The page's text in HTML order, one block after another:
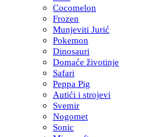
Cocomelon
Frozen
Munjeviti Jurić
Pokemon
Dinosauri
Domaće životinje
Safari
Peppa Pig
Autići i strojevi
Svemir
Nogomet
Sonic